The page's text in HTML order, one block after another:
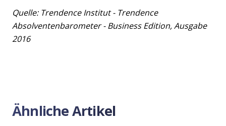
Quelle: Trendence Institut - Trendence
Absolventenbarometer - Business Edition, Ausgabe
2016
Ähnliche Artikel